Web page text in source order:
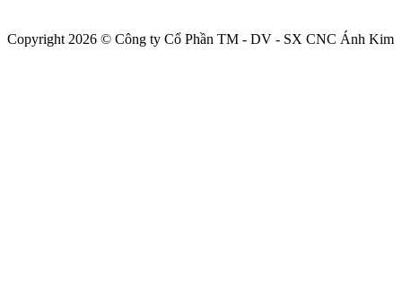
Copyright 2026 © Công ty Cổ Phần TM - DV - SX CNC Ánh Kim